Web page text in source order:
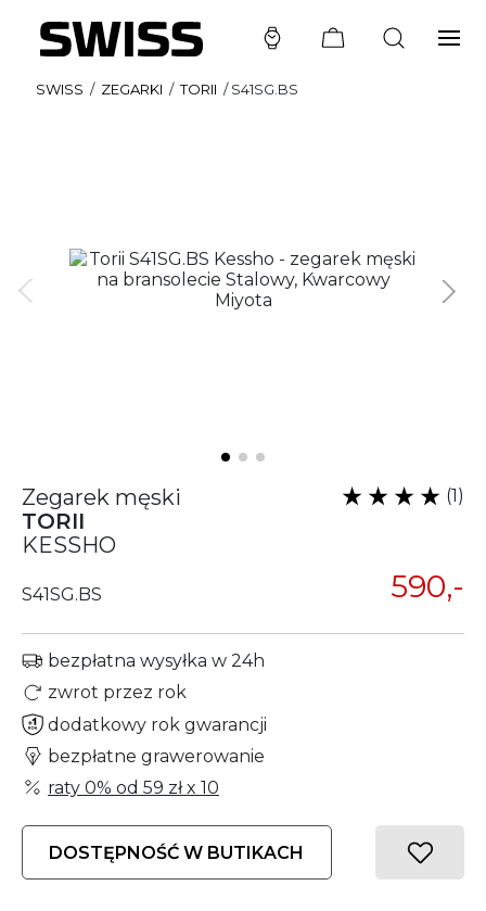
SWISS / ZEGARKI / TORII /S41SG.BS
Zegarek męski
TORII
KESSHO
(1)
S41SG.BS 590,-
bezpłatna wysyłka w 24h
zwrot przez rok
dodatkowy rok gwarancji
bezpłatne grawerowanie
raty 0% od 59 złx 10
DOSTĘPNOŚĆ W BUTIKACH